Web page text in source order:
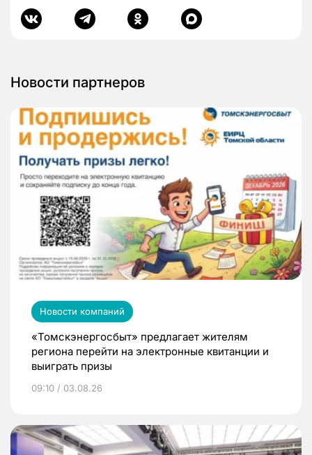
Новости партнеров
Новости компаний
«Томскэнергосбыт» предлагает жителям
региона перейти на электронные квитанции и
выиграть призы
09:10 / 03.08.26